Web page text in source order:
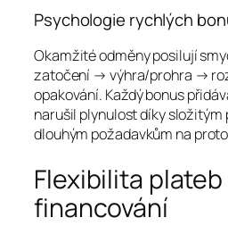
Psychologie rychlých
Okamžité odměny posilují
zatočení → výhra/prohra →
opakování. Každý bonus
narušil plynulost díky složitým
dlouhým požadavkům na
Flexibilita
financování